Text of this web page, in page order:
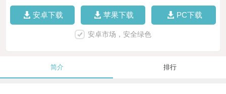
安卓下载 苹果下载 PC下载
安卓市场，安全绿色
简介 排行